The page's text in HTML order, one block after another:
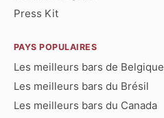
Press Kit
PAYS POPULAIRES
Les meilleurs bars de Belgique
Les meilleurs bars du Brésil
Les meilleurs bars du Canada